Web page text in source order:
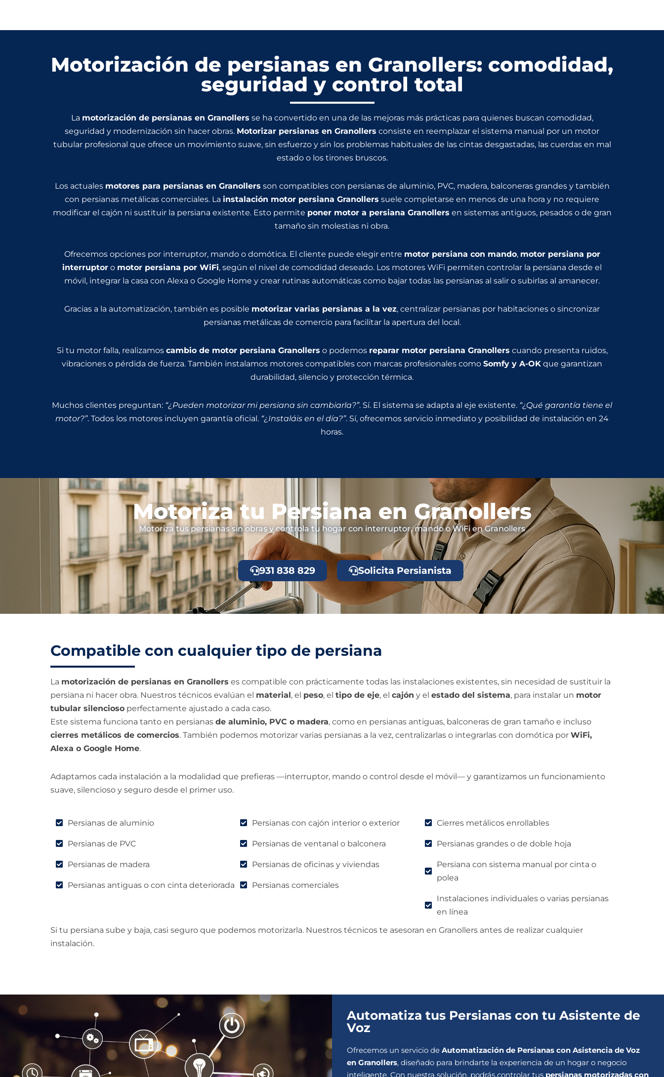
Motorización de persianas en Granollers: comodidad,
seguridad y control total
La motorización de persianas en Granollers se ha convertido en una de las mejoras más prácticas para quienes buscan comodidad,
seguridad y modernización sin hacer obras. Motorizar persianas en Granollers consiste en reemplazar el sistema manual por un motor
tubular profesional que ofrece un movimiento suave, sin esfuerzo y sin los problemas habituales de las cintas desgastadas, las cuerdas en mal
estado o los tirones bruscos.
Los actuales motores para persianas en Granollers son compatibles con persianas de aluminio, PVC, madera, balconeras grandes y también
con persianas metálicas comerciales. La instalación motor persiana Granollers suele completarse en menos de una hora y no requiere
modificar el cajón ni sustituir la persiana existente. Esto permite poner motor a persiana Granollers en sistemas antiguos, pesados o de gran
tamaño sin molestias ni obra.
Ofrecemos opciones por interruptor, mando o domótica. El cliente puede elegir entre motor persiana con mando, motor persiana por
interruptor o motor persiana por WiFi, según el nivel de comodidad deseado. Los motores WiFi permiten controlar la persiana desde el
móvil, integrar la casa con Alexa o Google Home y crear rutinas automáticas como bajar todas las persianas al salir o subirlas al amanecer.
Gracias a la automatización, también es posible motorizar varias persianas a la vez, centralizar persianas por habitaciones o sincronizar
persianas metálicas de comercio para facilitar la apertura del local.
Si tu motor falla, realizamos cambio de motor persiana Granollers o podemos reparar motor persiana Granollers cuando presenta ruidos,
vibraciones o pérdida de fuerza. También instalamos motores compatibles con marcas profesionales como Somfy y A-OK que garantizan
durabilidad, silencio y protección térmica.
Muchos clientes preguntan: “¿Pueden motorizar mi persiana sin cambiarla?”. Sí. El sistema se adapta al eje existente. “¿Qué garantía tiene el
motor?”. Todos los motores incluyen garantía oficial. “¿Instaláis en el día?”. Sí, ofrecemos servicio inmediato y posibilidad de instalación en 24
horas.
Motoriza tu Persiana en Granollers
Motoriza tus persianas sin obras y controla tu hogar con interruptor, mando o WiFi en Granollers
931 838 829 Solicita Persianista
Compatible con cualquier tipo de persiana
La motorización de persianas en Granollers es compatible con prácticamente todas las instalaciones existentes, sin necesidad de sustituir la
persiana ni hacer obra. Nuestros técnicos evalúan el material, el peso, el tipo de eje, el cajón y el estado del sistema, para instalar un motor
tubular silencioso perfectamente ajustado a cada caso.
Este sistema funciona tanto en persianas de aluminio, PVC o madera, como en persianas antiguas, balconeras de gran tamaño e incluso
cierres metálicos de comercios. También podemos motorizar varias persianas a la vez, centralizarlas o integrarlas con domótica por WiFi,
Alexa o Google Home.
Adaptamos cada instalación a la modalidad que prefieras —interruptor, mando o control desde el móvil— y garantizamos un funcionamiento
suave, silencioso y seguro desde el primer uso.
Persianas de aluminio
Persianas de PVC
Persianas de madera
Persianas antiguas o con cinta deteriorada
Persianas con cajón interior o exterior
Persianas de ventanal o balconera
Persianas de oficinas y viviendas
Persianas comerciales
Cierres metálicos enrollables
Persianas grandes o de doble hoja
Persiana con sistema manual por cinta o
polea
Instalaciones individuales o varias persianas
en línea
Si tu persiana sube y baja, casi seguro que podemos motorizarla. Nuestros técnicos te asesoran en Granollers antes de realizar cualquier
instalación.
Automatiza tus Persianas con tu Asistente de
Voz
Ofrecemos un servicio de Automatización de Persianas con Asistencia de Voz
en Granollers, diseñado para brindarte la experiencia de un hogar o negocio
inteligente. Con nuestra solución, podrás controlar tus persianas motorizadas con